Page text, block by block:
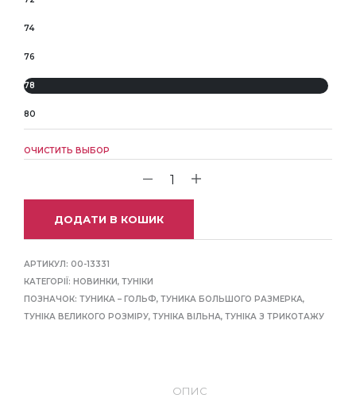
74
76
78
80
ОЧИСТИТЬ ВЫБОР
ДОДАТИ В КОШИК
АРТИКУЛ: 00-13331
КАТЕГОРІЇ: НОВИНКИ, ТУНІКИ
ПОЗНАЧОК: ТУНИКА – ГОЛЬФ, ТУНИКА БОЛЬШОГО РАЗМЕРКА,
ТУНІКА ВЕЛИКОГО РОЗМІРУ, ТУНІКА ВІЛЬНА, ТУНІКА З ТРИКОТАЖУ
ОПИС